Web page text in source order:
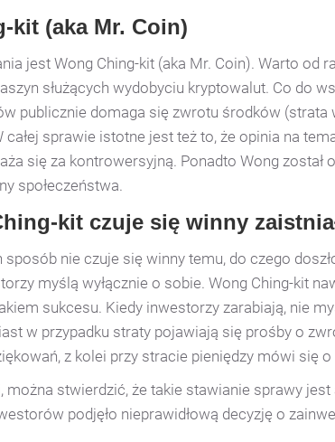
kit (aka Mr. Coin)
jest Wong Ching-kit (aka Mr. Coin). Warto od
służących wydobyciu kryptowalut. Co do
publicznie domaga się zwrotu środków (strata
całej sprawie istotne jest też to, że opinia na
się za kontrowersyjną. Ponadto Wong został
społeczeństwa.
kit czuje się winny
sposób nie czuje się winny temu, do czego
myślą wyłącznie o sobie. Wong Ching-kit
sukcesu. Kiedy inwestorzy zarabiają, nie
w przypadku straty pojawiają się prośby o
z kolei przy stracie pieniędzy mówi się
można stwierdzić, że takie stawianie sprawy
podjęło nieprawidłową decyzję o